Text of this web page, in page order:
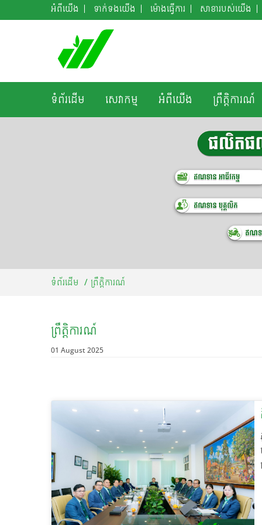
អំពី​យើង ទាក់ទង​​យើង ម៉ោងធ្វើការ សាខារបស់យើង
ទំព័រដើម សេវាកម្ម អំពី​យើង ព្រឹត្តិការណ៍
ទំព័រដើម ព្រឹត្តិការណ៍
ព្រឹត្តិការណ៍
01 August 2025